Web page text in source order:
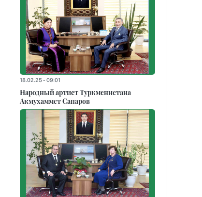
18.02.25 - 09:01
Народный артист Туркменистана
Акмухаммет Сапаров